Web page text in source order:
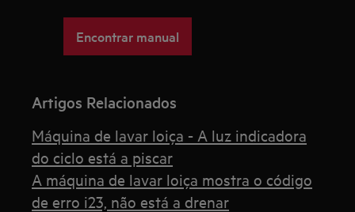
Encontrar manual
Artigos Relacionados
Máquina de lavar loiça - A luz indicadora
do ciclo está a piscar
A máquina de lavar loiça mostra o código
de erro i23, não está a drenar